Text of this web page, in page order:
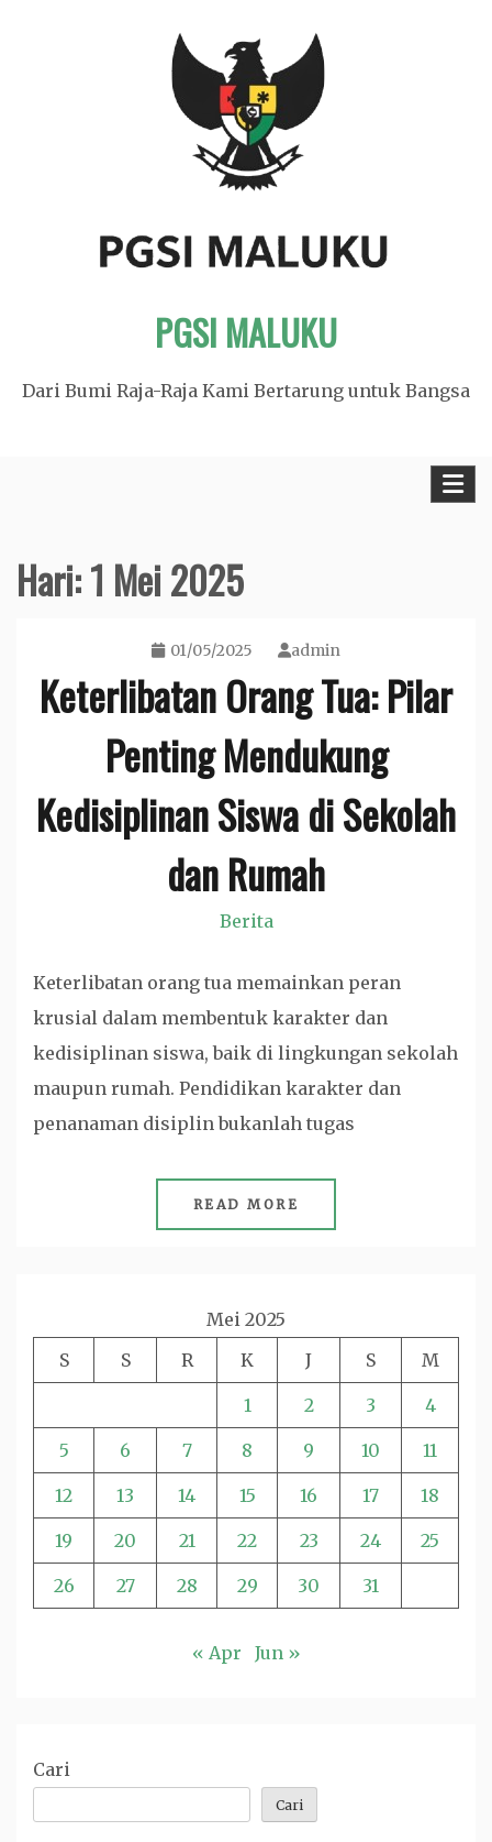
PGSI MALUKU
Dari Bumi Raja-Raja Kami Bertarung untuk Bangsa
Hari:1 Mei 2025
01/05/2025 admin
Keterlibatan Orang Tua: Pilar
Penting Mendukung
Kedisiplinan Siswa di Sekolah
dan Rumah
Berita
Keterlibatan orang tua memainkan peran
krusial dalam membentuk karakter dan
kedisiplinan siswa, baik di lingkungan sekolah
maupun rumah. Pendidikan karakter dan
penanaman disiplin bukanlah tugas
READ MORE
Mei 2025
S
S R K J S M
1 2 3 4
5 6 7 8 9 10 11
12 13 14 15 16 17 18
19 20 21 22 23 24 25
26 27 28 29 30 31
« Apr Jun »
Cari
Cari